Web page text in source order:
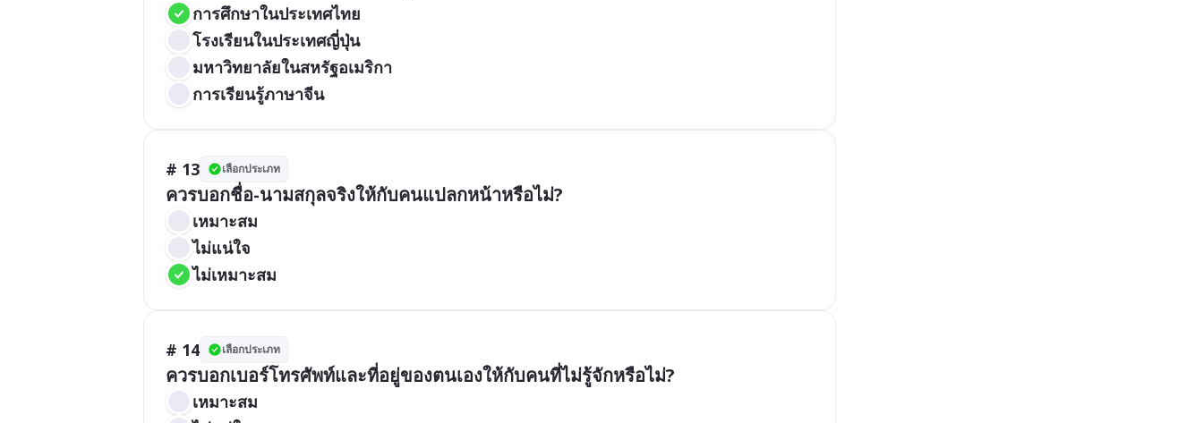
การศึกษาในประเทศไทย
โรงเรียนในประเทศญี่ปุ่น
มหาวิทยาลัยในสหรัฐอเมริกา
การเรียนรู้ภาษาจีน
# 13 เลือกประเภท
ควรบอกชื่อ-นามสกุลจริงให้กับคนแปลกหน้าหรือไม่?
เหมาะสม
ไม่แน่ใจ
ไม่เหมาะสม
# 14 เลือกประเภท
ควรบอกเบอร์โทรศัพท์และที่อยู่ของตนเองให้กับคนที่ไม่รู้จักหรือไม่?
เหมาะสม